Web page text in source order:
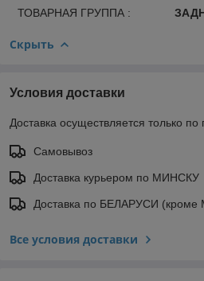
ТОВАРНАЯ ГРУППА :
Скрыть
Условия доставки
Доставка осуществляется только по
Самовывоз
Доставка курьером по МИНСКУ
Доставка по БЕЛАРУСИ (кроме
Все условия доставки